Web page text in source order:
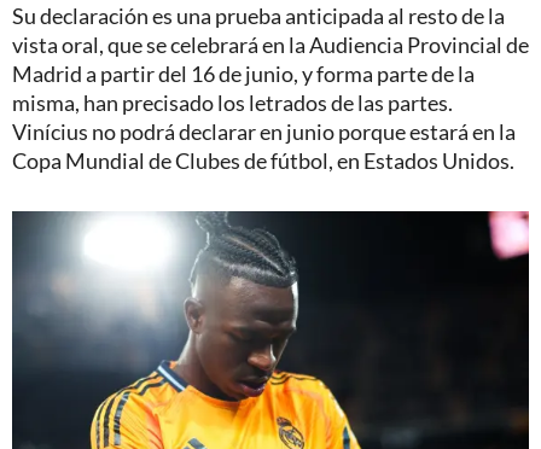
Su declaración es una prueba anticipada al resto de la
vista oral, que se celebrará en la Audiencia Provincial de
Madrid a partir del 16 de junio, y forma parte de la
misma, han precisado los letrados de las partes.
Vinícius no podrá declarar en junio porque estará en la
Copa Mundial de Clubes de fútbol, en Estados Unidos.